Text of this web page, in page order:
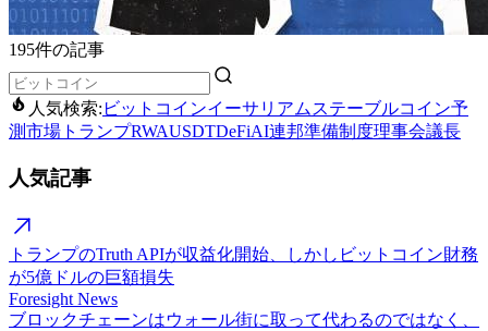
195件の記事
人気検索: ビットコインイーサリアム ステーブルコイン予
測市場 トランプRWAUSDTDeFiAI連邦準備制度理事会議長
人気記事
トランプのTruth APIが収益化開始、しかしビットコイン財務
が5億ドルの巨額損失
Foresight News
ブロックチェーンはウォール街に取って代わるのではなく、